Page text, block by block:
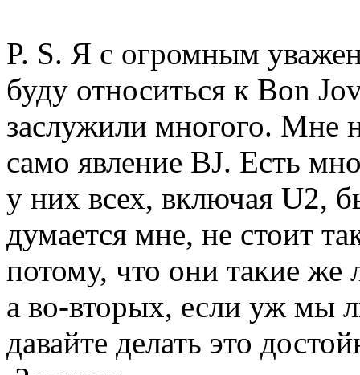
P. S. Я с огромным
буду относиться к Bon
заслужили многого. Мне
само явление BJ. Есть
у них всех, включая U2,
думается мне, не стоит
потому, что они такие
а во-вторых, если уж мы
давайте делать это